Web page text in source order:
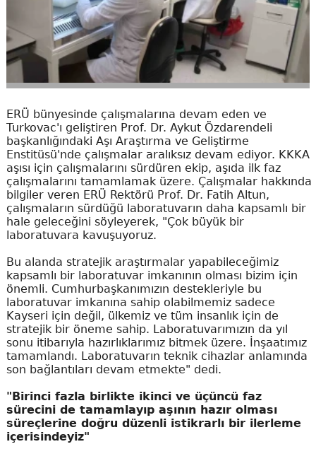
ERÜ bünyesinde çalışmalarına devam eden ve
Turkovac'ı geliştiren Prof. Dr. Aykut Özdarendeli
başkanlığındaki Aşı Araştırma ve Geliştirme
Enstitüsü'nde çalışmalar aralıksız devam ediyor. KKKA
aşısı için çalışmalarını sürdüren ekip, aşıda ilk faz
çalışmalarını tamamlamak üzere. Çalışmalar hakkında
bilgiler veren ERÜ Rektörü Prof. Dr. Fatih Altun,
çalışmaların sürdüğü laboratuvarın daha kapsamlı bir
hale geleceğini söyleyerek, "Çok büyük bir
laboratuvara kavuşuyoruz.
Bu alanda stratejik araştırmalar yapabileceğimiz
kapsamlı bir laboratuvar imkanının olması bizim için
önemli. Cumhurbaşkanımızın destekleriyle bu
laboratuvar imkanına sahip olabilmemiz sadece
Kayseri için değil, ülkemiz ve tüm insanlık için de
stratejik bir öneme sahip. Laboratuvarımızın da yıl
sonu itibarıyla hazırlıklarımız bitmek üzere. İnşaatımız
tamamlandı. Laboratuvarın teknik cihazlar anlamında
son bağlantıları devam etmekte" dedi.
"Birinci fazla birlikte ikinci ve üçüncü faz
sürecini de tamamlayıp aşının hazır olması
süreçlerine doğru düzenli istikrarlı bir ilerleme
içerisindeyiz"